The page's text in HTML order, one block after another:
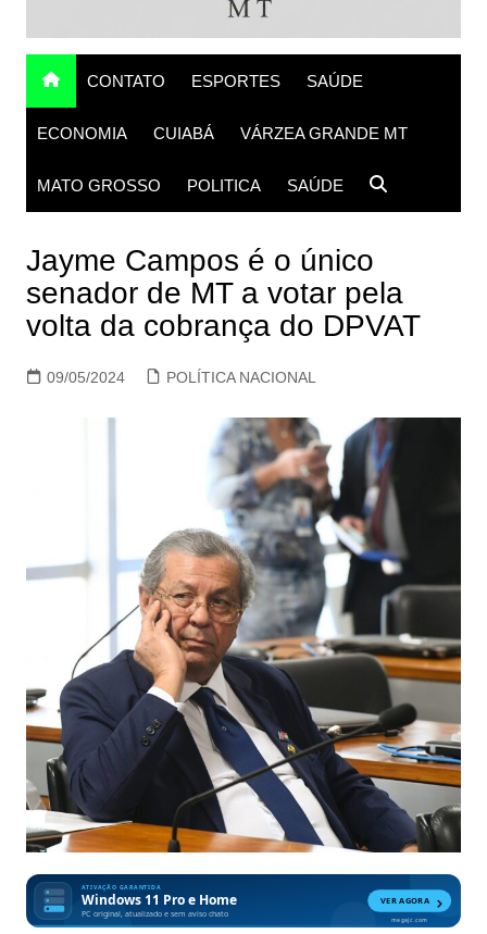
CONTATO ESPORTES SAÚDE
ECONOMIA CUIABÁ VÁRZEA GRANDE MT
MATO GROSSO POLITICA SAÚDE
Jayme Campos é o único
senador de MT a votar pela
volta da cobrança do DPVAT
09/05/2024 POLÍTICA NACIONAL